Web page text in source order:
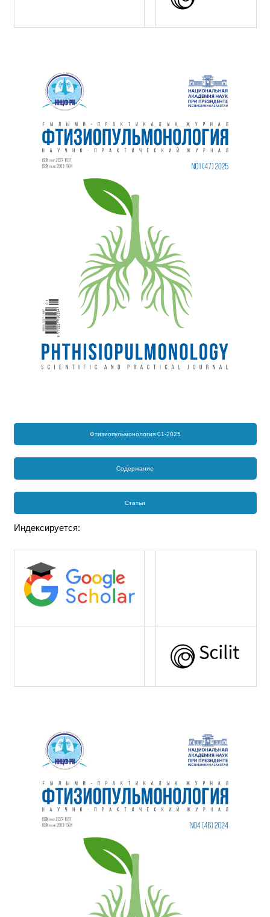
Фтизиопульмонология 01-2025
Содержание
Статьи
Индексируется: